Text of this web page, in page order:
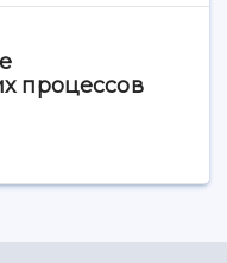
кампус
организации
процессов